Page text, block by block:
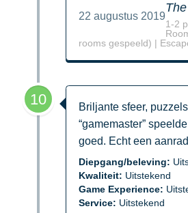
22 augustus 2019
1-2
rooms gespeeld) |
10
Briljante sfeer,
“gamemaster”
goed. Echt een
Diepgang/beleving:
Kwaliteit: Uitstekend
Game Experience:
Service: Uitstekend